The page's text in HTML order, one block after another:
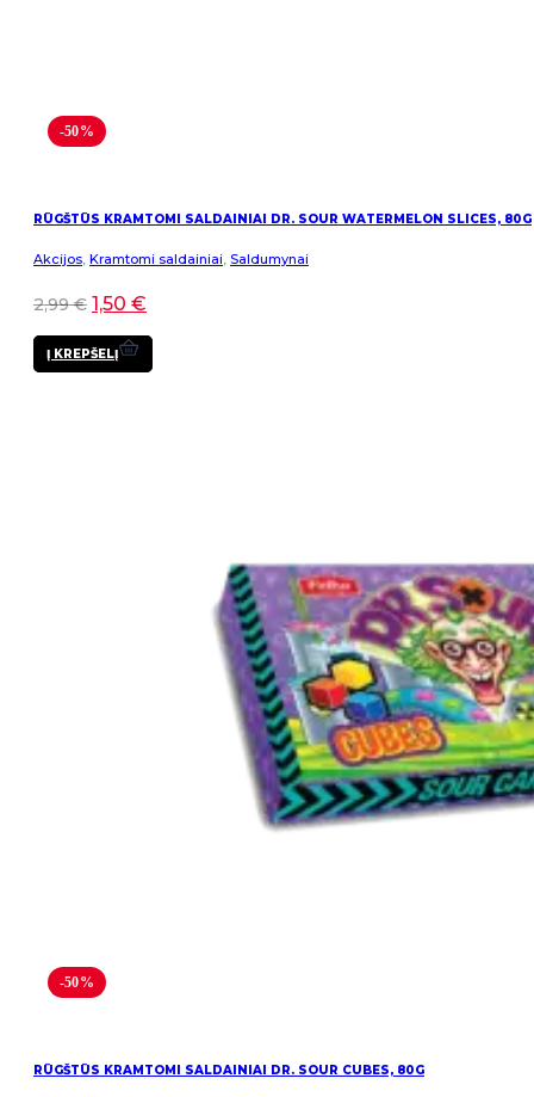
-50%
RŪGŠTŪS KRAMTOMI SALDAINIAI DR. SOUR WATERMELON SLICES, 80G
Akcijos, Kramtomi saldainiai, Saldumynai
2,99€ 1,50 €
Į KREPŠELĮ
-50%
RŪGŠTŪS KRAMTOMI SALDAINIAI DR. SOUR CUBES, 80G